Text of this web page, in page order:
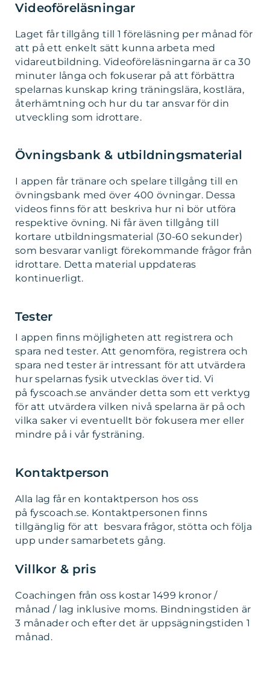
Videoföreläsningar
Laget får tillgång till 1 föreläsning per månad för
att på ett enkelt sätt kunna arbeta med
vidareutbildning. Videoföreläsningarna är ca 30
minuter långa och fokuserar på att förbättra
spelarnas kunskap kring träningslära, kostlära,
återhämtning och hur du tar ansvar för din
utveckling som idrottare.
Övningsbank & utbildningsmaterial
I appen får tränare och spelare tillgång till en
övningsbank med över 400 övningar. Dessa
videos finns för att beskriva hur ni bör utföra
respektive övning. Ni får även tillgång till
kortare utbildningsmaterial (30-60 sekunder)
som besvarar vanligt förekommande frågor från
idrottare. Detta material uppdateras
kontinuerligt.
Tester
I appen finns möjligheten att registrera och
spara ned tester. Att genomföra, registrera och
spara ned tester är intressant för att utvärdera
hur spelarnas fysik utvecklas över tid. Vi
på fyscoach.se använder detta som ett verktyg
för att utvärdera vilken nivå spelarna är på och
vilka saker vi eventuellt bör fokusera mer eller
mindre på i vår fysträning.
Kontaktperson
Alla lag får en kontaktperson hos oss
på fyscoach.se. Kontaktpersonen finns
tillgänglig för att besvara frågor, stötta och följa
upp under samarbetets gång.
Villkor & pris
Coachingen från oss kostar 1499 kronor /
månad / lag inklusive moms. Bindningstiden är
3 månader och efter det är uppsägningstiden 1
månad.